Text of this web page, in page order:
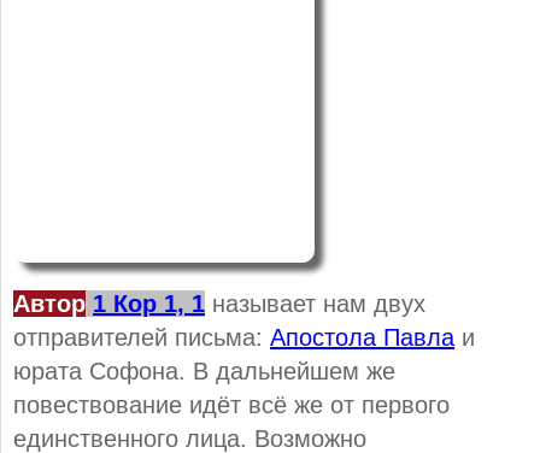
Автор 1 Кор 1, 1 называет нам двух
отправителей письма: Апостола Павла и
юрата Софона. В дальнейшем же
повествование идёт всё же от первого
единственного лица. Возможно